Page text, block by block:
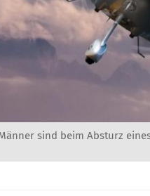
sind beim Absturz